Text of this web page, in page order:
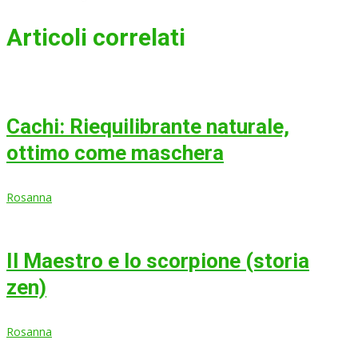
Articoli correlati
Cachi: Riequilibrante naturale,
ottimo come maschera
Rosanna
Il Maestro e lo scorpione (storia
zen)
Rosanna